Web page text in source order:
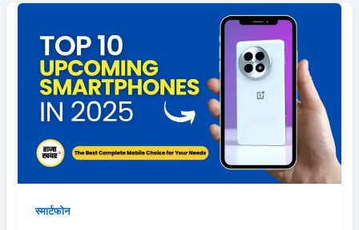
स्मार्टफोन
Mobile
Phones
2025:
Best
Smartphones
की
List,
Price
और